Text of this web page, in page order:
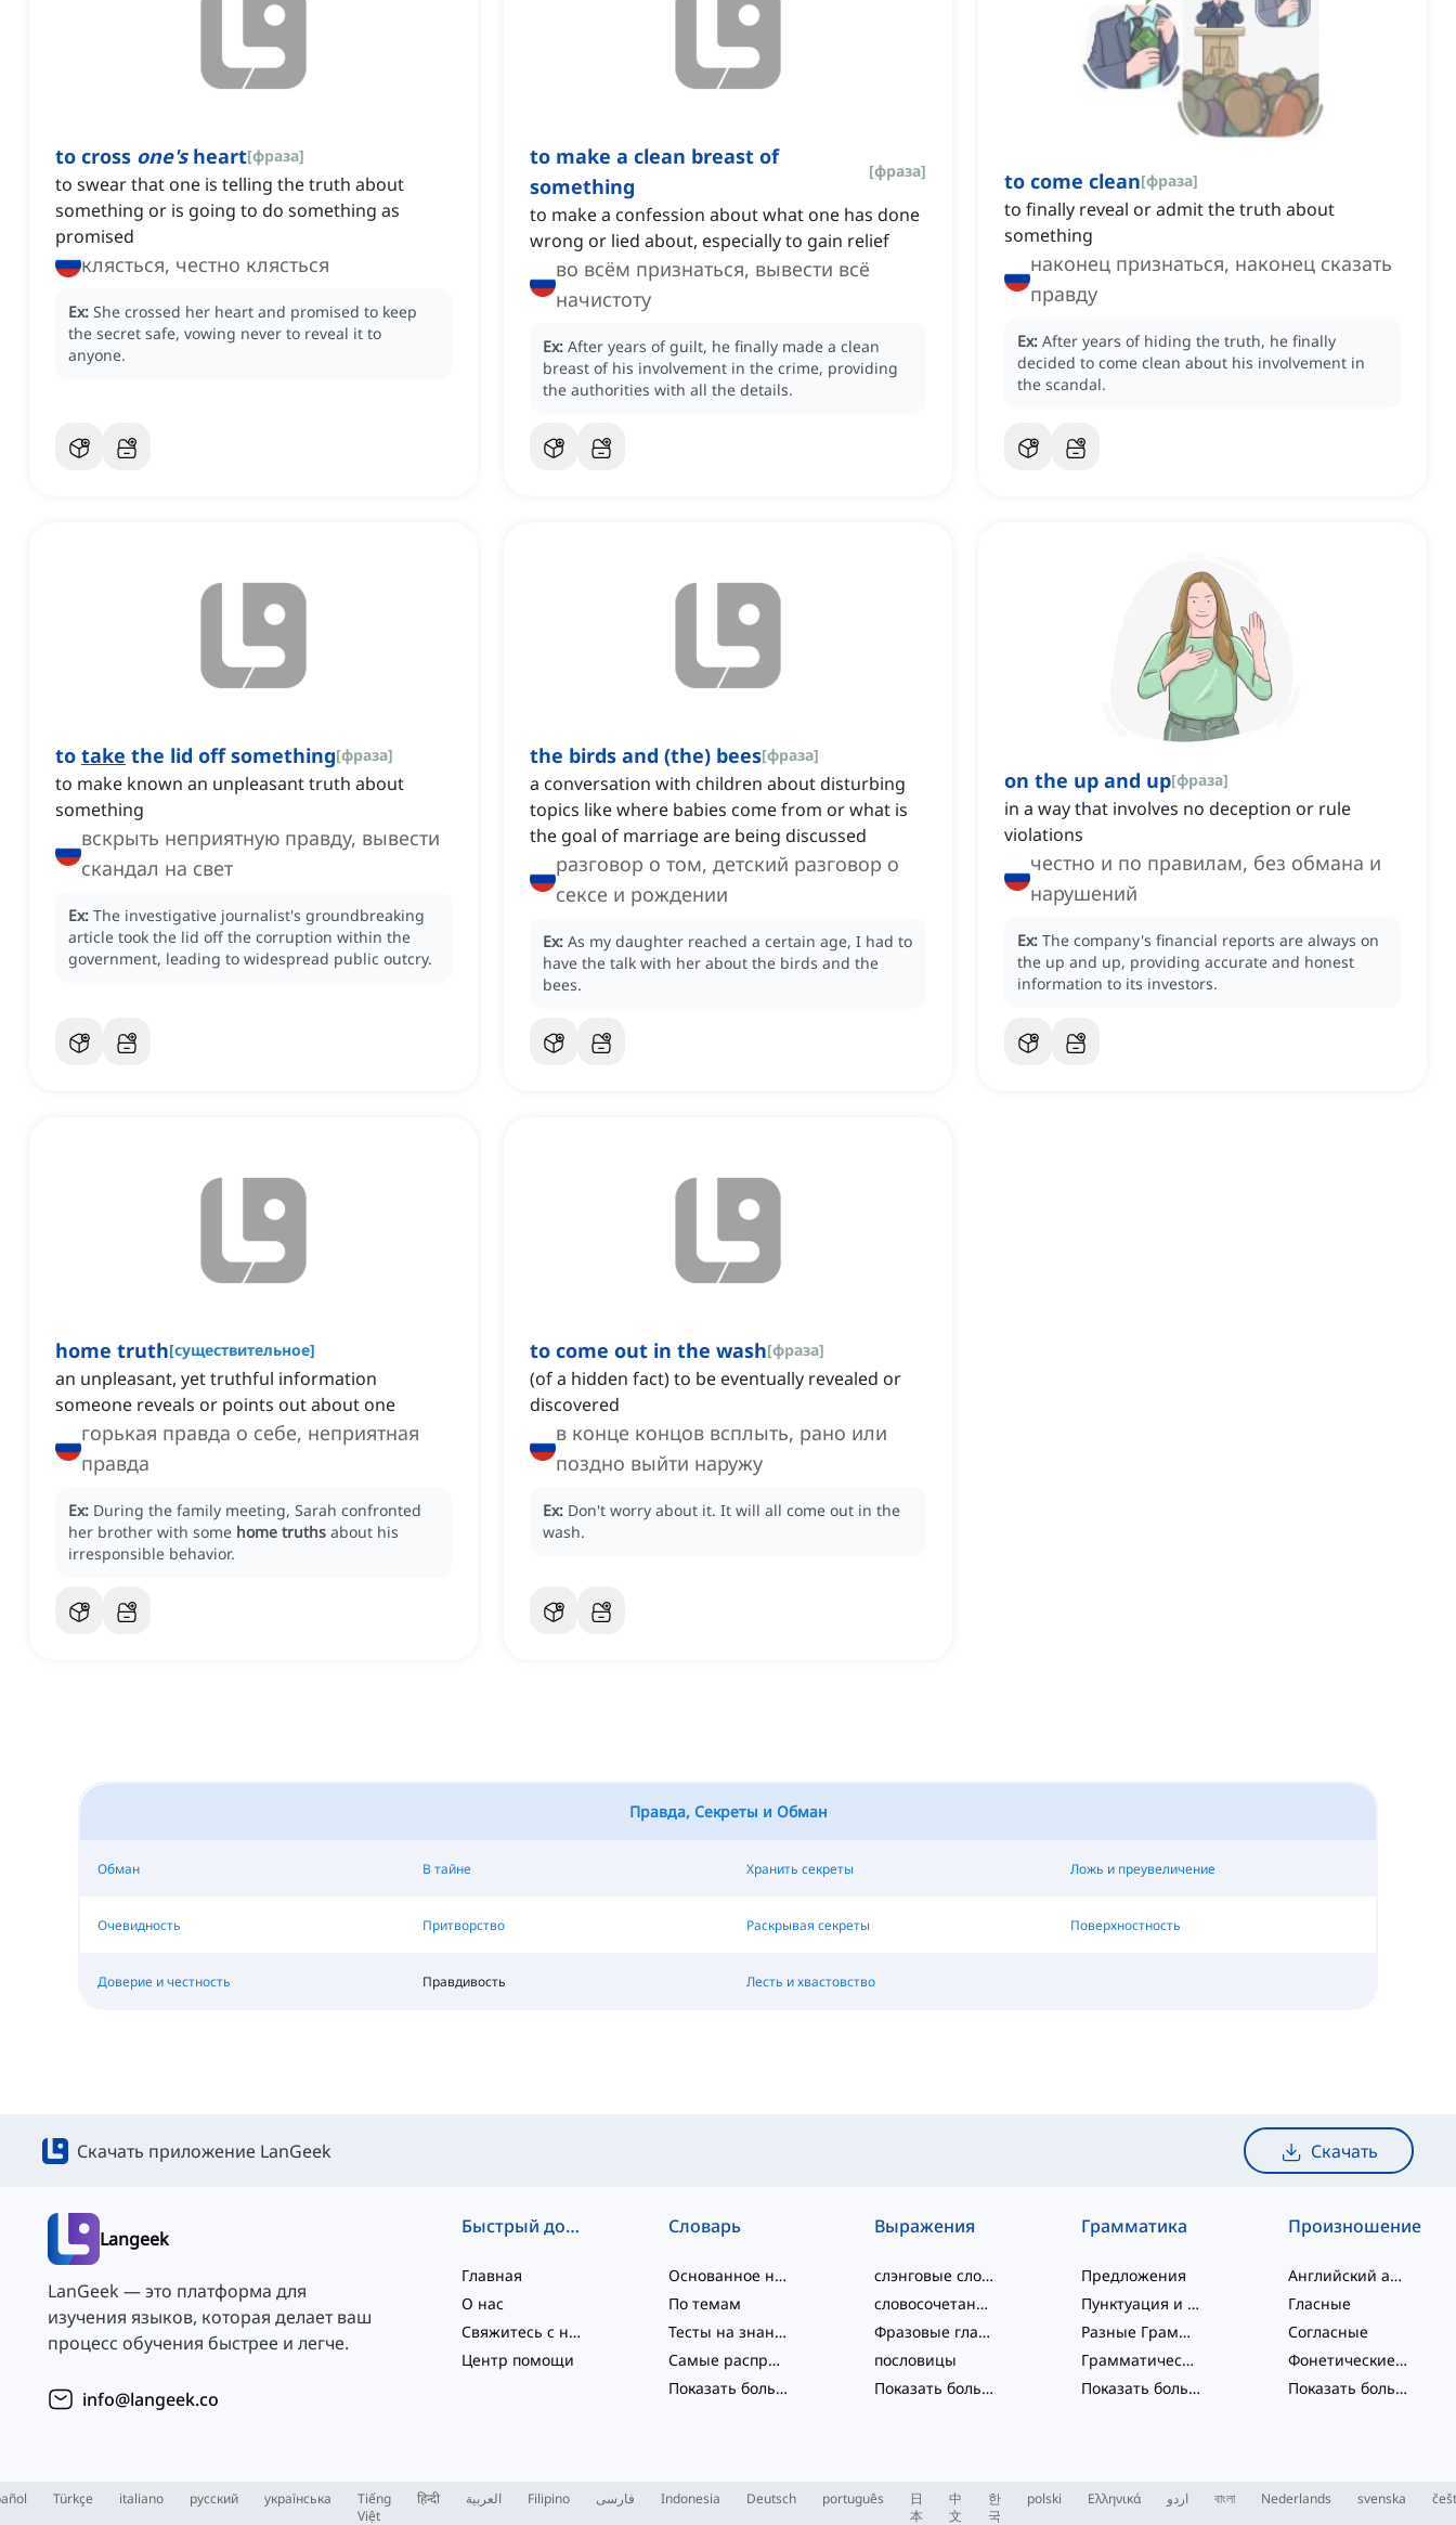
to cross one'sheart[фраза]
to swear that one is telling the truth about
something or is going to do something as
promised
клясться, честно клясться
Ex: She crossed her heart and promised to keep
the secret safe, vowing never to reveal it to
anyone.
to make a clean breast of
something
[фраза]
to make a confession about what one has done
wrong or lied about, especially to gain relief
во всём признаться, вывести всё
начистоту
Ex: After years of guilt, he finally made a clean
breast of his involvement in the crime, providing
the authorities with all the details.
to come clean[фраза]
to finally reveal or admit the truth about
something
наконец признаться, наконец сказать
правду
Ex: After years of hiding the truth, he finally
decided to come clean about his involvement in
the scandal.
to take the lid off something[фраза]
to make known an unpleasant truth about
something
вскрыть неприятную правду, вывести
скандал на свет
Ex: The investigative journalist's groundbreaking
article took the lid off the corruption within the
government, leading to widespread public outcry.
the birds and (the) bees[фраза]
a conversation with children about disturbing
topics like where babies come from or what is
the goal of marriage are being discussed
разговор о том, детский разговор о
сексе и рождении
Ex: As my daughter reached a certain age, I had to
have the talk with her about the birds and the
bees.
on the up and up[фраза]
in a way that involves no deception or rule
violations
честно и по правилам, без обмана и
нарушений
Ex: The company's financial reports are always on
the up and up, providing accurate and honest
information to its investors.
home truth[существительное]
an unpleasant, yet truthful information
someone reveals or points out about one
горькая правда о себе, неприятная
правда
Ex: During the family meeting, Sarah confronted
her brother with some home truths about his
irresponsible behavior.
to come out in the wash[фраза]
(of a hidden fact) to be eventually revealed or
discovered
в конце концов всплыть, рано или
поздно выйти наружу
Ex: Don't worry about it. It will all come out in the
wash.
Правда, Секреты и Обман
Обман В тайне Хранить секреты Ложь и преувеличение
Очевидность Притворство Раскрывая секреты Поверхностность
Доверие и честность Правдивость Лесть и хвастовство
Скачать приложение LanGeek Скачать
Langeek
LanGeek — это платформа для
изучения языков, которая делает ваш
процесс обучения быстрее и легче.
info@langeek.co
Быстрый доступ
Главная
О нас
Свяжитесь с нами
Центр помощи
Словарь
Основанное на уровне
По темам
Тесты на знание языка
Самые распространённые
Показать больше
Выражения
слэнговые слова
словосочетания
Фразовые глаголы
пословицы
Показать больше
Грамматика
Предложения
Пунктуация и Орфография
Разные Грамматические Темы
Грамматические Функции
Показать больше
Произношение
Английский алфавит
Гласные
Согласные
Фонетические концепции
Показать больше
Türkçe italiano русский українська
Tiếng
Việt
हिन्दी العربية Filipino فارسی Indonesia Deutsch português
日
本
中
文
한
국
polski Ελληνικά اردو বাংলা Nederlands svenska